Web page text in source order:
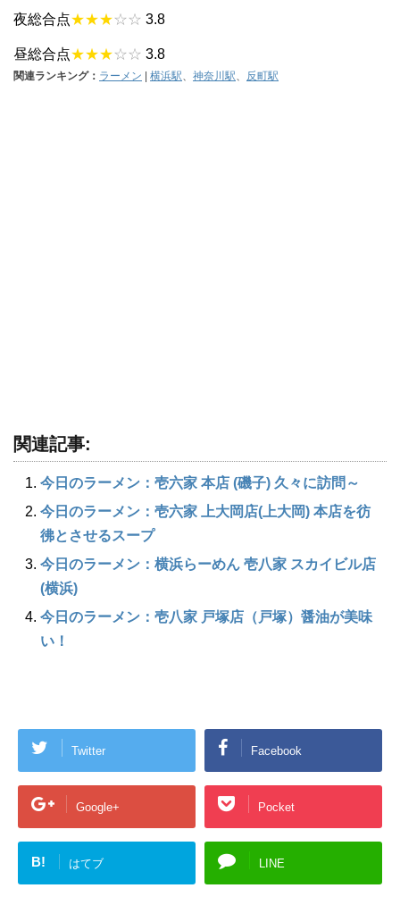
夜総合点★★★☆☆ 3.8
昼総合点★★★☆☆ 3.8
関連ランキング： ラーメン | 横浜駅、 神奈川駅、 反町駅
関連記事:
今日のラーメン：壱六家 本店 (磯子) 久々に訪問～
今日のラーメン：壱六家 上大岡店(上大岡) 本店を彷
彿とさせるスープ
今日のラーメン：横浜らーめん 壱八家 スカイビル店
(横浜)
今日のラーメン：壱八家 戸塚店（戸塚）醤油が美味
い！
Twitter Facebook
Google+ Pocket
B! はてブ LINE